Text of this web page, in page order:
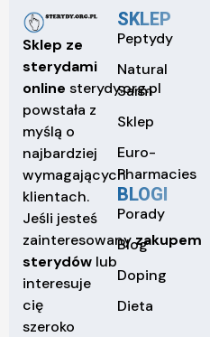
Sklep ze
sterydami
online sterydy.org.pl
powstała z
myślą o
najbardziej
wymagających
klientach.
Jeśli jesteś
zainteresowanyzakupem
sterydów lub
interesuje
cię
szeroko
SKLEP
Peptydy
Natural
Sarm
Sklep
Euro-
Pharmacies
BLOGI
Porady
Blog
Doping
Dieta